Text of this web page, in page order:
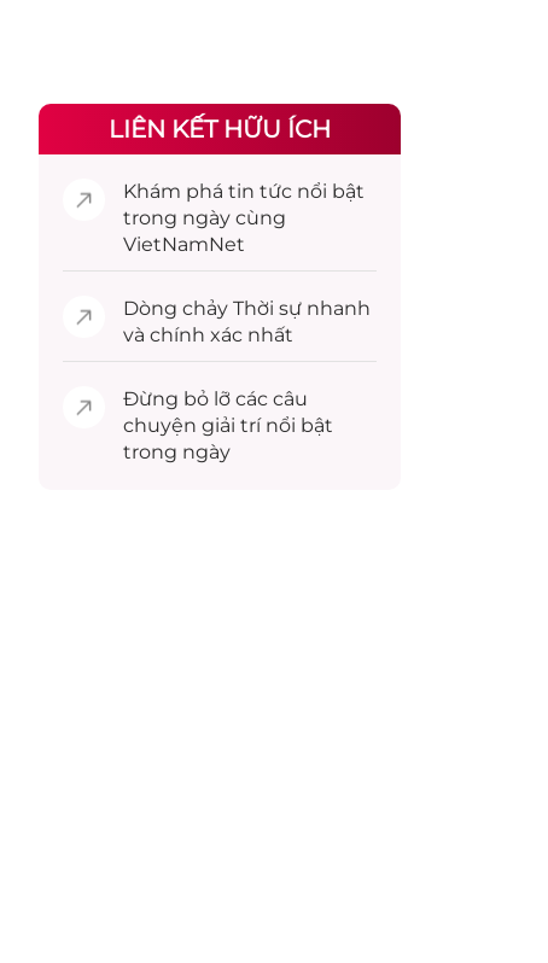
LIÊN KẾT HỮU ÍCH
Khám phá tin tức nổi bật
trong ngày cùng
VietNamNet
Dòng chảy Thời sự nhanh
và chính xác nhất
Đừng bỏ lỡ các câu
chuyện giải trínổi bật
trong ngày